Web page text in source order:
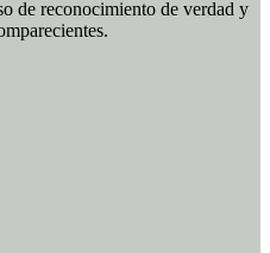
de reconocimiento de verdad y